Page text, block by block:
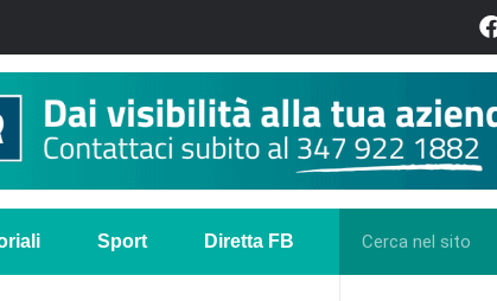
Sport Diretta FB